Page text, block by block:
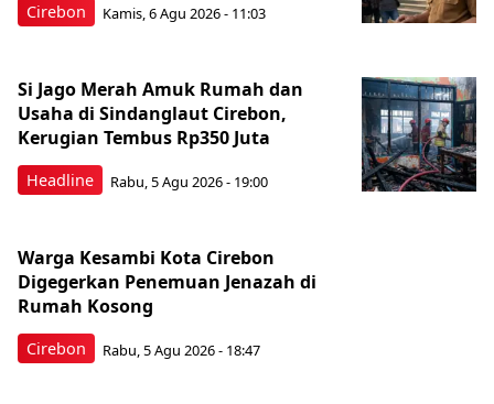
Cirebon Kamis, 6 Agu 2026 - 11:03
Headline
Si Jago Merah Amuk Rumah dan
Usaha di Sindanglaut Cirebon,
Kerugian Tembus Rp350 Juta
Rabu, 5 Agu 2026 - 19:00
Cirebon
Warga Kesambi Kota Cirebon
Digegerkan Penemuan Jenazah di
Rumah Kosong
Rabu, 5 Agu 2026 - 18:47